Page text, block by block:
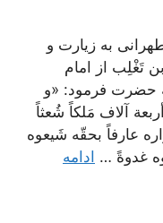
به زیارت و
تَغْلِب از امام
حضرت فرمود: «و
آلاف مَلکاً شُعثاً
عارفاً بحقّه شَیعوه
غدوةً … ادامه